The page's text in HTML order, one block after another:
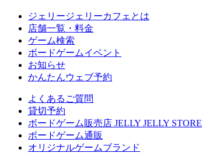
ジェリージェリーカフェとは
店舗一覧・料金
ゲーム検索
ボードゲームイベント
お知らせ
かんたんウェブ予約
よくあるご質問
貸切予約
ボードゲーム販売店 JELLY JELLY STORE
ボードゲーム通販
オリジナルゲームブランド